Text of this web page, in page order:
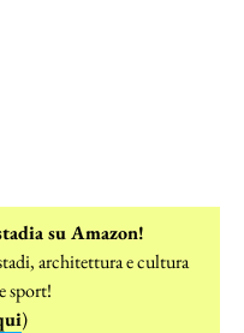
su Amazon!
architettura e cultura
sport!
)